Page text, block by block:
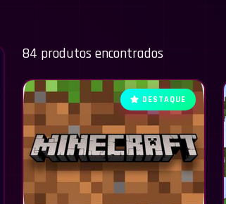
84 produtos encontrados
DESTAQUE